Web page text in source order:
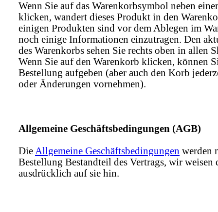
Wenn Sie auf das Warenkorbsymbol neben
klicken, wandert dieses Produkt in den
einigen Produkten sind vor dem Ablegen im
noch einige Informationen einzutragen. Den
des Warenkorbs sehen Sie rechts oben in allen
Wenn Sie auf den Warenkorb klicken, können
Bestellung aufgeben (aber auch den Korb
oder Änderungen vornehmen).
Allgemeine Geschäftsbedingungen (AGB)
Die Allgemeine Geschäftsbedingungen werden
Bestellung Bestandteil des Vertrags, wir weisen
ausdrücklich auf sie hin.